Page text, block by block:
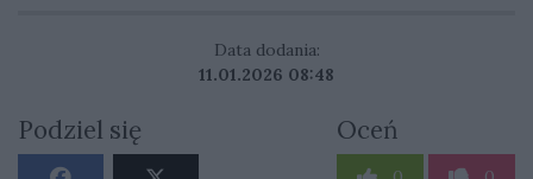
Data dodania:
11.01.2026 08:48
Podziel się Oceń